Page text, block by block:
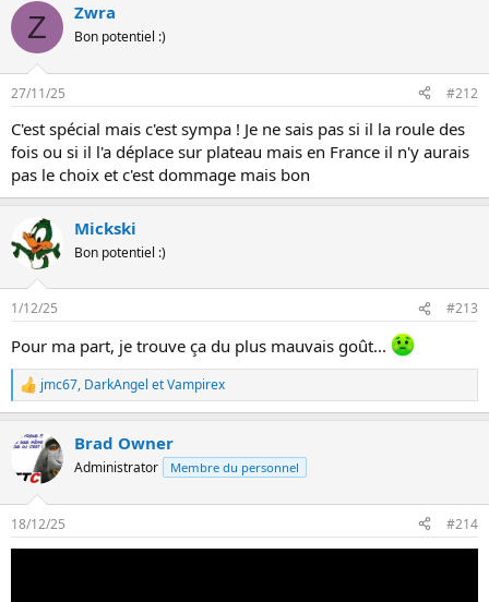
r
a
i
n
s
:
Z Zwra
Bon potentiel :)
27/11/25 #212
C'est spécial mais c'est sympa ! Je ne sais pas si il la roule des
fois ou si il l'a déplace sur plateau mais en France il n'y aurais
pas le choix et c'est dommage mais bon
Mickski
Bon potentiel :)
1/12/25 #213
Pour ma part, je trouve ça du plus mauvais goût...
L
e
r
a
i
o
jmc67, DarkAngel etVampirex
Brad Owner
Administrator Membre du personnel
18/12/25 #214